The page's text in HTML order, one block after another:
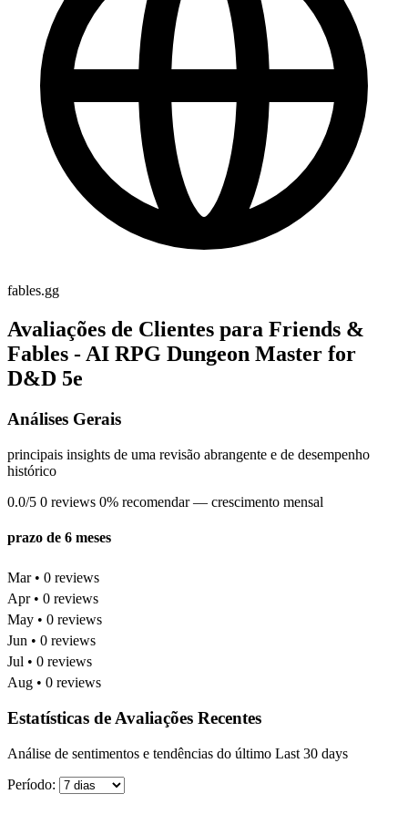
fables.gg
Avaliações de Clientes para Friends &
Fables - AI RPG Dungeon Master for
D&D 5e
Análises Gerais
principais insights de uma revisão abrangente e de desempenho
histórico
0.0/5 0 reviews 0% recomendar — crescimento mensal
prazo de 6 meses
Mar • 0 reviews
Apr • 0 reviews
May • 0 reviews
Jun • 0 reviews
Jul • 0 reviews
Aug • 0 reviews
Estatísticas de Avaliações Recentes
Análise de sentimentos e tendências do último Last 30 days
Período: